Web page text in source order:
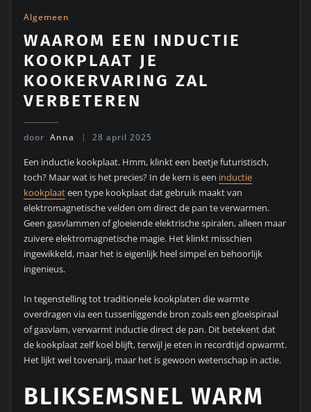
Algemeen
WAAROM EEN INDUCTIE
KOOKPLAAT JE
KOOKERVARING ZAL
VERBETEREN
door Anna 28 april 2025
Een inductie kookplaat. Hmm, klinkt een beetje futuristisch,
toch? Maar wat is het precies? In de kern is een inductie
kookplaateen type kookplaat dat gebruik maakt van
elektromagnetische velden om direct de pan te verwarmen.
Geen gasvlammen of gloeiende elektrische spiralen, alleen maar
zuivere elektromagnetische magie. Het klinkt misschien
ingewikkeld, maar het is eigenlijk heel simpel en behoorlijk
ingenieus.
In tegenstelling tot traditionele kookplaten die warmte
overdragen via een tussenliggende bron zoals een gloeispiraal
of gasvlam, verwarmt inductie direct de pan. Dit betekent dat
de kookplaat zelf koel blijft, terwijl je eten in recordtijd opwarmt.
Het lijkt wel tovenarij, maar het is gewoon wetenschap in actie.
BLIKSEMSNEL WARM